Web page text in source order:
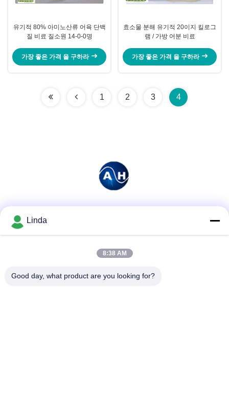
유기적 80% 아미노산류 어육 단백
질 비료 질소원 14-0-0명
가장 좋은 가격 을 구하라
효소물 분해 유기적 20이지 킬로그
램 / 가방 어분 비료
가장 좋은 가격 을 구하라
1 2 3 4
전화
Linda
8:38 AM
Good day, what product are you looking for?